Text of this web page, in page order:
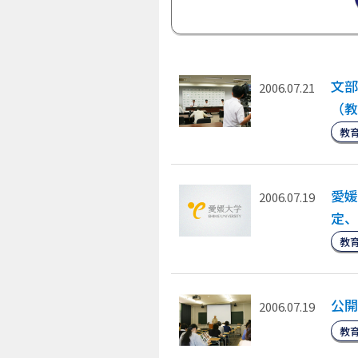
2006.07.21
文
（
教
2006.07.19
愛
定
教
2006.07.19 公
教